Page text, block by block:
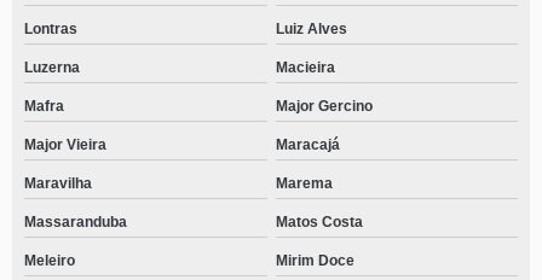
Lontras Luiz Alves
Luzerna Macieira
Mafra Major Gercino
Major Vieira Maracajá
Maravilha Marema
Massaranduba Matos Costa
Meleiro Mirim Doce